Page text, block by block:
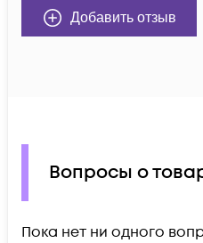
Добавить отзыв
Вопросы о
Пока нет ни одного